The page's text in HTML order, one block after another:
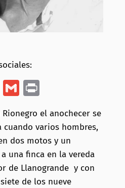
GmailPrint
el anochecer se
varios hombres,
dos motos y un
una finca en la vereda
de Llanogrande y con
de los nueve